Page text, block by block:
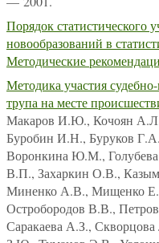
Порядок статистического
новообразований в
Методические
Методика участия
трупа на месте
Макаров И.Ю., Кочоян
Буробин И.Н., Буруков
Воронкина Ю.М.,
В.П., Захаркин О.В.,
Миненко А.В., Мищенко
Остробородов В.В.,
Саракаева А.З.,